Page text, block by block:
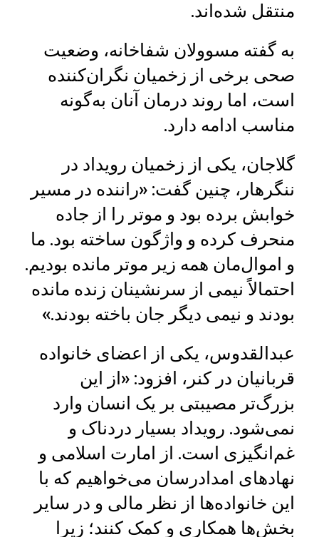
منتقل شده‌اند.
به گفته مسوولان شفاخانه، وضعیت
صحی برخی از زخمیان نگران‌کننده
است، اما روند درمان آنان به‌گونه
مناسب ادامه دارد.
گلاجان، یکی از زخمیان رویداد در
ننگرهار، چنین گفت: «راننده در مسیر
خوابش برده بود و موتر را از جاده
منحرف کرده و واژگون ساخته بود. ما
و اموال‌مان همه زیر موتر مانده بودیم.
احتمالاً نیمی از سرنشینان زنده مانده
بودند و نیمی دیگر جان باخته بودند.»
عبدالقدوس، یکی از اعضای خانواده
قربانیان در کنر، افزود: «از این
بزرگ‌تر مصیبتی بر یک انسان وارد
نمی‌شود. رویداد بسیار دردناک و
غم‌انگیزی است. از امارت اسلامی و
نهادهای امدادرسان می‌خواهیم که با
این خانواده‌ها از نظر مالی و در سایر
بخش‌ها همکاری و کمک کنند؛ زیرا